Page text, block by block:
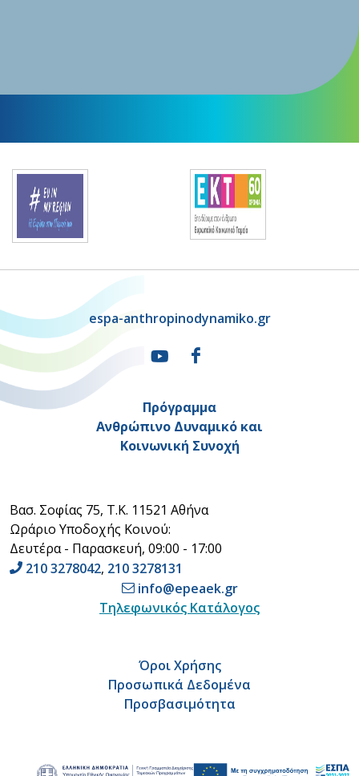
espa-anthropinodynamiko.gr
Βασ. Σοφίας 75, Τ.Κ. 11521 Αθήνα
Ωράριο Υποδοχής Κοινού:
Δευτέρα - Παρασκευή, 09:00 - 17:00
210 3278042, 210 3278131
info@epeaek.gr
Τηλεφωνικός Κατάλογος
Πρόγραμμα
Ανθρώπινο Δυναμικό και
Κοινωνική Συνοχή
Όροι Χρήσης
Προσωπικά Δεδομένα
Προσβασιμότητα